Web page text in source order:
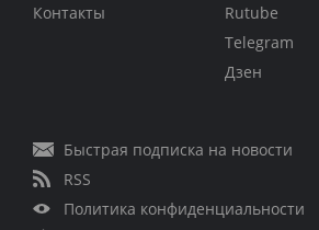
Контакты
Rutube
Telegram
Дзен
Быстрая подписка на новости
RSS
Политика конфиденциальности